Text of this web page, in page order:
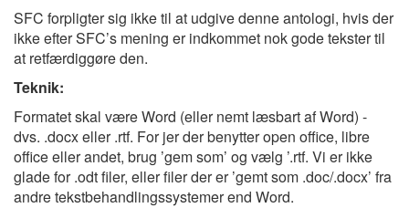
SFC forpligter sig ikke til at udgive denne antologi, hvis der
ikke efter SFC’s mening er indkommet nok gode tekster til
at retfærdiggøre den.
Teknik:
Formatet skal være Word (eller nemt læsbart af Word) -
dvs. .docx eller .rtf. For jer der benytter open office, libre
office eller andet, brug ’gem som’ og vælg ’.rtf. Vi er ikke
glade for .odt filer, eller filer der er ’gemt som .doc/.docx’ fra
andre tekstbehandlingssystemer end Word.